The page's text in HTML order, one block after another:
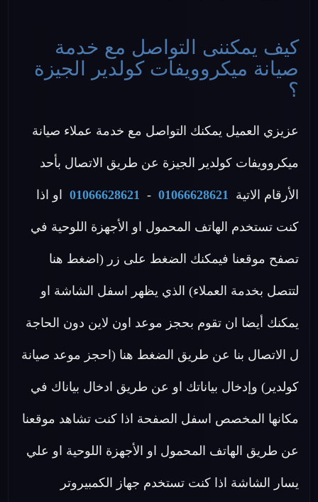
كيف يمكننى التواصل مع خدمة
صيانة ميكروويفات كولدير الجيزة
؟
عزيزي العميل يمكنك التواصل مع خدمة عملاء صيانة
ميكروويفات كولدير الجيزة عن طريق الاتصال بأحد
الأرقام الاتية 01066628621
-
01066628621 او اذا
كنت تستخدم الهاتف المحمول او الأجهزة اللوحية في
تصفح موقعنا فيمكنك الضغط على زر (اضغط هنا
لتتصل بخدمة العملاء) الذي يظهر اسفل الشاشة او
يمكنك أيضا ان تقوم بحجز موعد اون لاين دون الحاجة
ل الاتصال بنا عن طريق الضغط هنا (احجز موعد صيانة
كولدير) وإدخال بياناتك او عن طريق ادخال بياناك في
مكانها المخصص اسفل الصفحة اذا كنت تشاهد موقعنا
عن طريق الهاتف المحمول او الأجهزة اللوحية او علي
يسار الشاشة اذا كنت تستخدم جهاز الكمبيروتر